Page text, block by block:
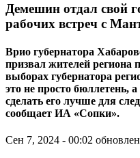
Демешин отдал свой
рабочих встреч с
Врио губернатора
призвал жителей региона
выборах губернатора
это не просто бюллетень,
сделать его лучше для
сообщает ИА «Сопки».
Сен 7, 2024 - 00:02